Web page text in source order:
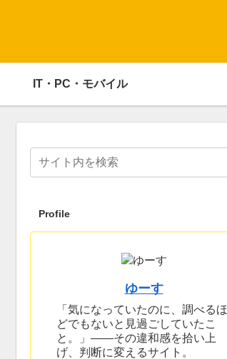
IT・PC・モバイル
Profile
ゆーす
「気になっていたのに、調べるほ
どでもないと見過ごしていたこ
と。」——その違和感を拾い上
げ、判断に変えるサイト。